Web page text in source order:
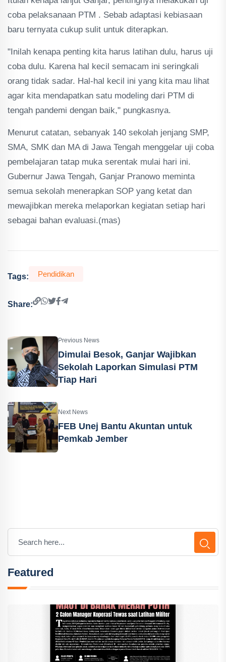
coba pelaksanaan PTM . Sebab adaptasi kebiasaan
baru ternyata cukup sulit untuk diterapkan.
"Inilah kenapa penting kita harus latihan dulu, harus uji
coba dulu. Karena hal kecil semacam ini seringkali
orang tidak sadar. Hal-hal kecil ini yang kita mau lihat
agar kita mendapatkan satu modeling dari PTM di
tengah pandemi dengan baik," pungkasnya.
Menurut catatan, sebanyak 140 sekolah jenjang SMP,
SMA, SMK dan MA di Jawa Tengah menggelar uji coba
pembelajaran tatap muka serentak mulai hari ini.
Gubernur Jawa Tengah, Ganjar Pranowo meminta
semua sekolah menerapkan SOP yang ketat dan
mewajibkan mereka melaporkan kegiatan setiap hari
sebagai bahan evaluasi.(mas)
Tags: Pendidikan
Share:
Previous News
Dimulai Besok, Ganjar Wajibkan
Sekolah Laporkan Simulasi PTM
Tiap Hari
Next News
FEB Unej Bantu Akuntan untuk
Pemkab Jember
Featured